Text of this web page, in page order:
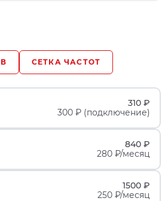
СЕТКА ЧАСТОТ
310 ₽
300 ₽ (подключение)
840 ₽
280 ₽/месяц
1500 ₽
250 ₽/месяц